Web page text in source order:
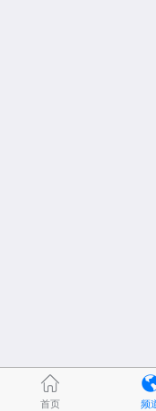
首页 频